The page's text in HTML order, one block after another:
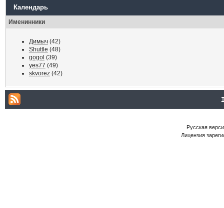
Календарь
Именинники
Димыч(42)
Shuttle (48)
gogol (39)
yes77 (49)
skvorez(42)
Русская
Лицензия